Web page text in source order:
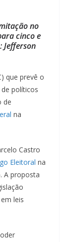
no
cinco e
Jefferson
que prevê o
políticos
de
na
Castro
Eleitoral na
A proposta
leis